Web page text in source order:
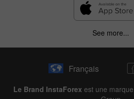
See more...
Français
Le Brand InstaForex est une